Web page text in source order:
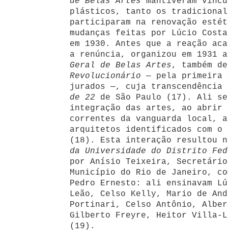
plásticos, tanto os
participaram na renovação
mudanças feitas por Lúcio
em 1930. Antes que a reação
a renúncia, organizou em 1931
Geral de Belas Artes, também
Revolucionário — pela primeira
jurados —, cuja
de 22 de São Paulo (17). Ali
integração das artes, ao abrir
correntes da vanguarda local,
arquitetos identificados com o
(18). Esta interação resultou
da Universidade do Distrito
por Anísio Teixeira, Secretário
Município do Rio de Janeiro,
Pedro Ernesto: ali ensinavam
Leão, Celso Kelly, Mario de
Portinari, Celso Antônio,
Gilberto Freyre, Heitor Villa-
(19).